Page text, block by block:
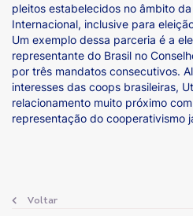
pleitos estabelecidos no âmbito
Internacional, inclusive para
Um exemplo dessa parceria é a
representante do Brasil no
por três mandatos consecutivos.
interesses das coops brasileiras,
relacionamento muito próximo
representação do cooperativismo
Voltar